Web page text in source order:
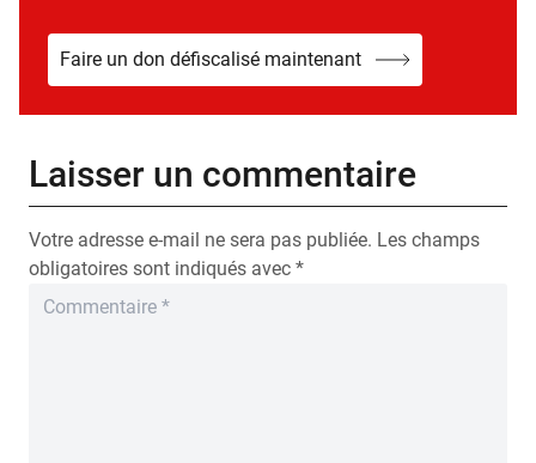
Faire un don défiscalisé maintenant
Laisser un commentaire
Votre adresse e-mail ne sera pas publiée. Les champs
obligatoires sont indiqués avec *